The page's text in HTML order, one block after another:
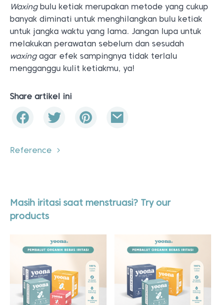
Waxingbulu ketiak merupakan metode yang cukup
banyak diminati untuk menghilangkan bulu ketiak
untuk jangka waktu yang lama. Jangan lupa untuk
melakukan perawatan sebelum dan sesudah
waxingagar efek sampingnya tidak terlalu
mengganggu kulit ketiakmu, ya!
Share artikel ini
Reference
Masih iritasi saat menstruasi? Try our
products